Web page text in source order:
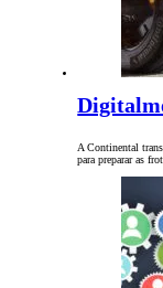
A Continental
para preparar as